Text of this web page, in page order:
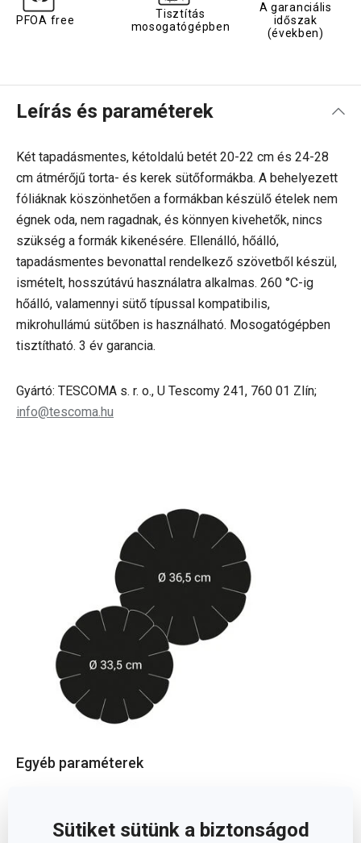
Sütiket sütünk a biztonságod
PFOA free
Tisztítás
mosogatógépben
A garanciális
időszak
(években)
Leírás és paraméterek
Két tapadásmentes, kétoldalú betét 20-22 cm és 24-28
cm átmérőjű torta- és kerek sütőformákba. A behelyezett
fóliáknak köszönhetően a formákban készülő ételek nem
égnek oda, nem ragadnak, és könnyen kivehetők, nincs
szükség a formák kikenésére. Ellenálló, hőálló,
tapadásmentes bevonattal rendelkező szövetből készül,
ismételt, hosszútávú használatra alkalmas. 260 °C-ig
hőálló, valamennyi sütő típussal kompatibilis,
mikrohullámú sütőben is használható. Mosogatógépben
tisztítható. 3 év garancia.
Gyártó: TESCOMA s. r. o., U Tescomy 241, 760 01 Zlín;
info@tescoma.hu
Egyéb paraméterek
felület